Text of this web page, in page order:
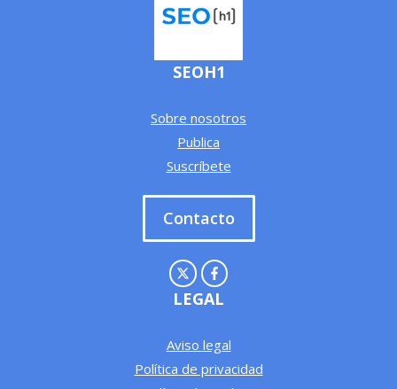
SEOH1
Sobre nosotros
Publica
Suscríbete
Contacto
LEGAL
Aviso legal
Política de privacidad